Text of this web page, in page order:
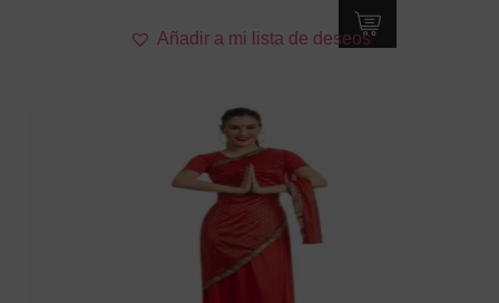
producto
variantes.
Las
opciones
se
pueden
elegir
Añadir a mi lista de deseos